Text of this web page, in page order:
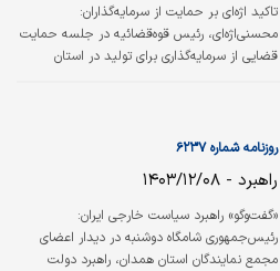
تاکید اژه‌ای بر حمایت از سرمایه‌گذاران:
محسنی‌اژه‌ای، رئیس قوه‌قضائیه در جلسه حمایت
قضایی از سرمایه‌گذاری برای تولید در استان
به یک شکل برخورد نمی‌کنیم. قطعا از سرمایه‌گذار
خورده است همه باید حمایت کنند تا او از زمین
بلند شود و تولید و کسب‌و‌کارش را پی بگیرد.
رئیس قوه‌قضائیه دربخش دیگری از سخنانش
گفت: کسانی…
روزنامه شماره ۶۲۳۷
راهبرد - ۱۴۰۳/۱۲/۰۸
«گفت‌وگو» راهبرد سیاست خارجی ایران:
رئیس‌جمهوری شامگاه دوشنبه در دیدار اعضای
مجمع نمایندگان استان همدان، راهبرد دولت